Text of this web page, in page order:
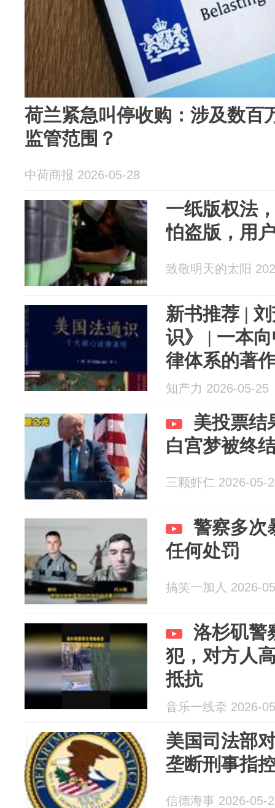
荷兰紧急叫停收购：涉及数百
监管范围？
中荷商报 2026-05-28
一纸版权法
怕盗版，用
致敬明天的太阳
新书推荐 |
识》 | 一本
律体系的著
知产力 2026-05-25
美投票结
白宫梦被终
三颗虾仁 2026-05-
警察多次
任何处罚
搞笑一加人 2026-
洛杉矶警
犯，对方人
抵抗
音乐一线牵 2026-
美国司法部
垄断刑事指
信德海事 2026-05-